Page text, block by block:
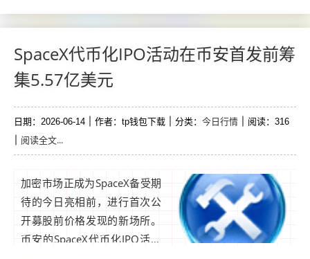
CZ的声明凸显了越来越多的共
识，即人工智能与加密货币的
交汇将永久成为全球金融基础
设施未来的核心。这一双技术
演进与硅谷银行2026年行业展
望中详细描述的大规模企业架
构重组相契合。风险投资投入
数字资产同比激增44%，...
SpaceX代币化IPO活动在币安首发前筹
集5.57亿美元
日期：2026-06-14 作者：tp钱包下载 分类： 今日行情 阅读：316
阅读全文...
加密市场正成为SpaceX备受期
待的今日亮相前，进行首次公
开募股前价格发现的新场所。
币安的SpaceX代币化IPO活动